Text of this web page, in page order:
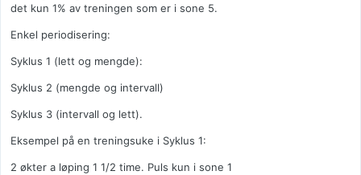
det kun 1% av treningen som er i sone 5.
Enkel periodisering:
Syklus 1 (lett og mengde):
Syklus 2 (mengde og intervall)
Syklus 3 (intervall og lett).
Eksempel på en treningsuke i Syklus 1:
2 økter a løping 1 1/2 time. Puls kun i sone 1